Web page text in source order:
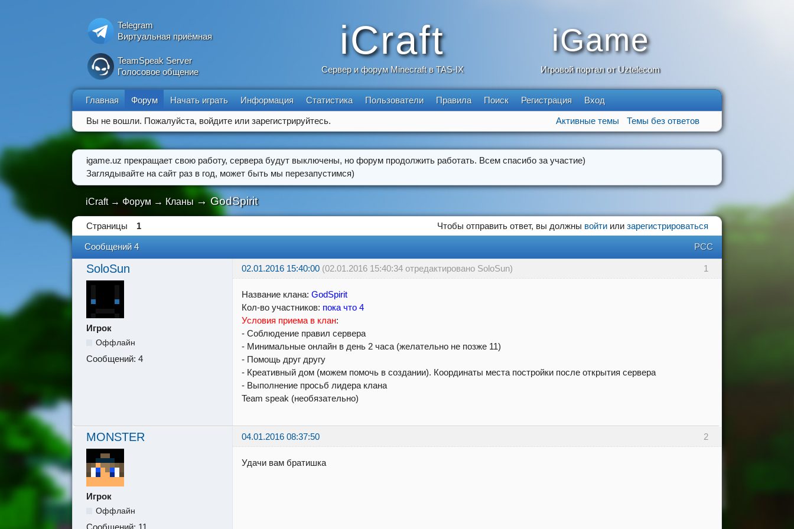
Telegram
Виртуальная приёмная
TeamSpeak Server
Голосовое общение
iCraft
Сервер и форум Minecraft в TAS-IX
iGame
Игровой портал от Uztelecom
Главная Форум Начать играть Информация Статистика Пользователи Правила Поиск Регистрация Вход
Вы не вошли. Пожалуйста, войдите или зарегистрируйтесь. Активные темы Темы без ответов
igame.uz прекращает свою работу, сервера будут выключены, но форум продолжить работать. Всем спасибо за участие)
Заглядывайте на сайт раз в год, может быть мы перезапустимся)
iCraft → Форум → Кланы →GodSpirit
Страницы 1 Чтобы отправить ответ, вы должны войтиили зарегистрироваться
РСС
Сообщений 4
1
SoloSun 02.01.2016 15:40:00 (02.01.2016 15:40:34 отредактировано SoloSun)
Игрок
Оффлайн
Сообщений: 4
Название клана: GodSpirit
Кол-во участников: пока что 4
Условия приема в клан:
- Соблюдение правил сервера
- Минимальные онлайн в день 2 часа (желательно не позже 11)
- Помощь друг другу
- Креативный дом (можем помочь в создании). Координаты места постройки после открытия сервера
- Выполнение просьб лидера клана
Team speak (необязательно)
2
MONSTER 04.01.2016 08:37:50
Игрок
Оффлайн
Удачи вам братишка